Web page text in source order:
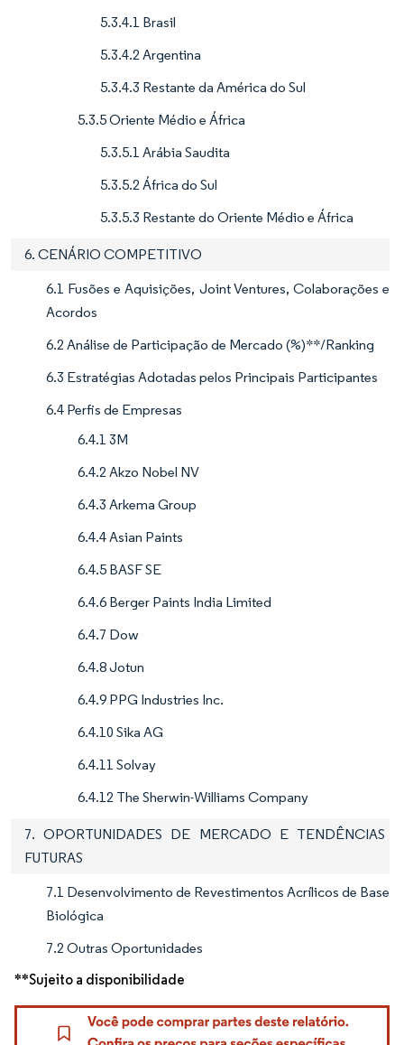
5.3.4.1 Brasil
5.3.4.2 Argentina
5.3.4.3 Restante da América do Sul
5.3.5 Oriente Médio e África
5.3.5.1 Arábia Saudita
5.3.5.2 África do Sul
5.3.5.3 Restante do Oriente Médio e África
6. CENÁRIO COMPETITIVO
6.1 Fusões e Aquisições, Joint Ventures, Colaborações e
Acordos
6.2 Análise de Participação de Mercado (%)**/Ranking
6.3 Estratégias Adotadas pelos Principais Participantes
6.4 Perfis de Empresas
6.4.1 3M
6.4.2 Akzo Nobel NV
6.4.3 Arkema Group
6.4.4 Asian Paints
6.4.5 BASF SE
6.4.6 Berger Paints India Limited
6.4.7 Dow
6.4.8 Jotun
6.4.9 PPG Industries Inc.
6.4.10 Sika AG
6.4.11 Solvay
6.4.12 The Sherwin-Williams Company
7. OPORTUNIDADES DE MERCADO E TENDÊNCIAS
FUTURAS
7.1 Desenvolvimento de Revestimentos Acrílicos de Base
Biológica
7.2 Outras Oportunidades
**Sujeito a disponibilidade